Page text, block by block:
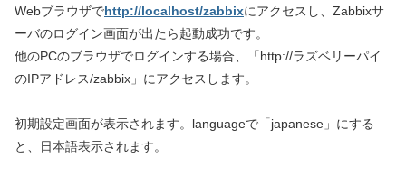
Webブラウザでhttp://localhost/zabbixにアクセスし、Zabbixサ
ーバのログイン画面が出たら起動成功です。
他のPCのブラウザでログインする場合、「http://ラズベリーパイ
のIPアドレス/zabbix」にアクセスします。
初期設定画面が表示されます。languageで「japanese」にする
と、日本語表示されます。